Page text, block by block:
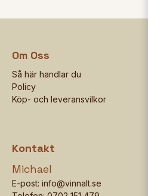
Om Oss
Så här handlar du
Policy
Köp- och leveransvilkor
Kontakt
Michael
E-post: info@vinnalt.se